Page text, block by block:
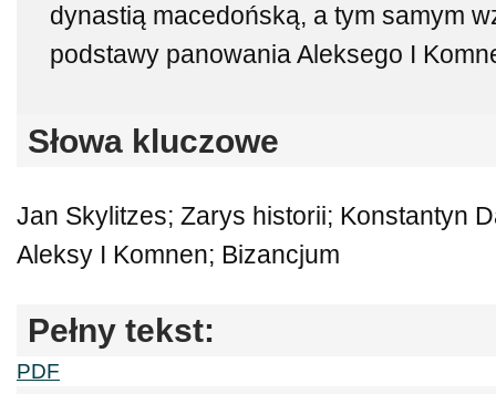
dynastią macedońską, a tym samym
podstawy panowania Aleksego I
Słowa kluczowe
Jan Skylitzes; Zarys historii; Konstantyn
Aleksy I Komnen; Bizancjum
Pełny tekst:
PDF